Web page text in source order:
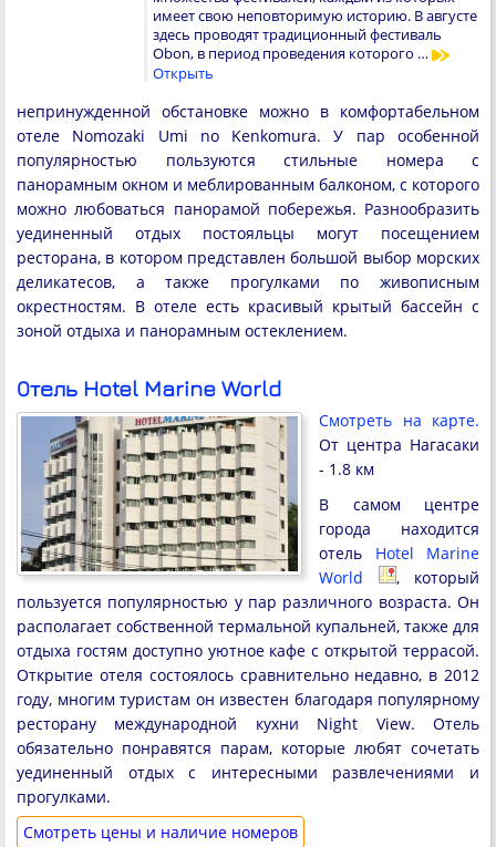
имеет свою неповторимую историю. В августе
здесь проводят традиционный фестиваль
Obon, в период проведения которого …
Открыть
непринужденной обстановке можно в комфортабельном
отеле Nomozaki Umi no Kenkomura. У пар особенной
популярностью пользуются стильные номера с
панорамным окном и меблированным балконом, с которого
можно любоваться панорамой побережья. Разнообразить
уединенный отдых постояльцы могут посещением
ресторана, в котором представлен большой выбор морских
деликатесов, а также прогулками по живописным
окрестностям. В отеле есть красивый крытый бассейн с
зоной отдыха и панорамным остеклением.
Отель Hotel Marine World
Смотреть на карте.
От центра Нагасаки
- 1.8 км
В самом центре
города находится
отель Hotel Marine
World
, который
пользуется популярностью у пар различного возраста. Он
располагает собственной термальной купальней, также для
отдыха гостям доступно уютное кафе с открытой террасой.
Открытие отеля состоялось сравнительно недавно, в 2012
году, многим туристам он известен благодаря популярному
ресторану международной кухни Night View. Отель
обязательно понравятся парам, которые любят сочетать
уединенный отдых с интересными развлечениями и
прогулками.
Cмотреть цены и наличие номеров